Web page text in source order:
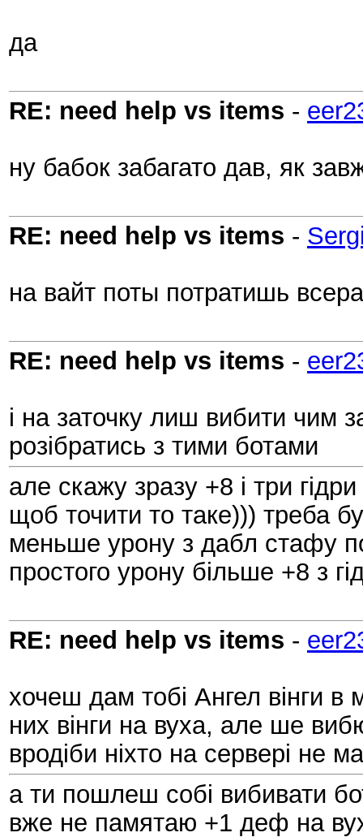
да
RE: need help vs items -
ну бабок забагато дав, як
RE: need help vs items -
на вайт поты потратишь
RE: need help vs items -
і на заточку лиш вибити чим
розібратись з тими ботами
але скажу зразу +8 і три
щоб точити то таке))) треба
меньше урону з дабл стафу
простого урону більше +8 з
RE: need help vs items -
хочеш дам тобі Ангел вінги
них вінги на вуха, але ше
вродіби ніхто на сервері не
а ти пошлеш собі вибивати
вже не памятаю +1 деф на